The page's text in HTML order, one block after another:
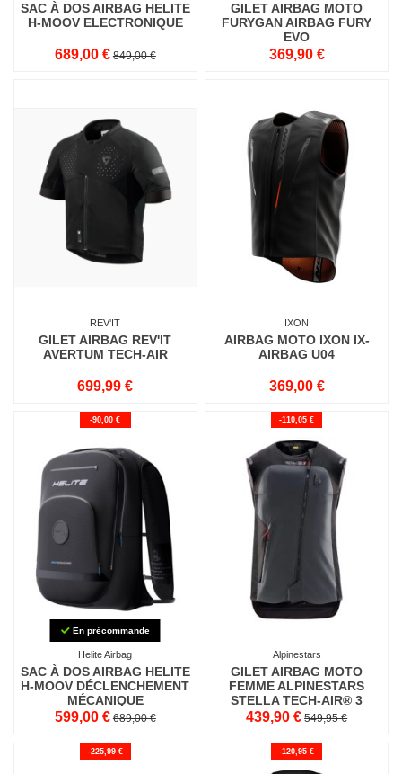
SAC À DOS AIRBAG HELITE
H-MOOV ELECTRONIQUE
689,00 € 849,00 €
GILET AIRBAG MOTO
FURYGAN AIRBAG FURY
EVO
369,90 €
REV'IT
GILET AIRBAG REV'IT
AVERTUM TECH-AIR
699,99 €
IXON
AIRBAG MOTO IXON IX-
AIRBAG U04
369,00 €
-90,00 €
En précommande
Helite Airbag
SAC À DOS AIRBAG HELITE
H-MOOV DÉCLENCHEMENT
MÉCANIQUE
599,00 € 689,00 €
-110,05 €
Alpinestars
GILET AIRBAG MOTO
FEMME ALPINESTARS
STELLA TECH-AIR® 3
439,90 € 549,95 €
-225,99 € -120,95 €